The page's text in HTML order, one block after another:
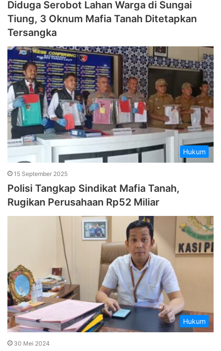
Diduga Serobot Lahan Warga di Sungai
Tiung, 3 Oknum Mafia Tanah Ditetapkan
Tersangka
Hukum
15 September 2025
Polisi Tangkap Sindikat Mafia Tanah,
Rugikan Perusahaan Rp52 Miliar
Hukum
30 Mei 2024